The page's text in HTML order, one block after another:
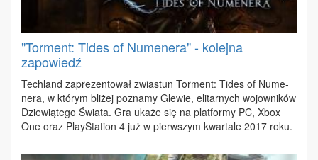
"Torment: Tides of Numenera" - kolejna
zapowiedź
Te­chland za­pre­zen­to­wał zwia­stun Tor­ment: Ti­des of Nu­me­
ne­ra, w któ­rym bli­żej po­zna­my Gle­wie, eli­tar­nych wo­jow­ni­ków
Dzie­wią­te­go Świa­ta. Gra uka­że się na plat­for­my PC, Xbox
One oraz Play­Sta­tion 4 już w pierw­szym kwar­ta­le 2017 ro­ku.